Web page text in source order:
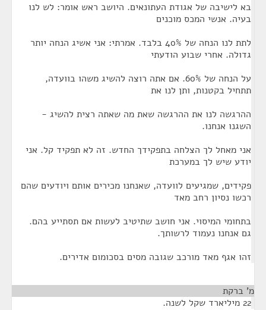
בא לישיבה של אגודת העתונאים. היושב ראש אומר: לש לנו
בעיה. אנשי המכס מוכנים
לתת לנו הנחה של 40% בלבד. אמרתי: אני אשיג הנחה יותר
גדולה. אחרי שבוע הודעתי
על הנחה של 60%. אם אתה רוצה להשיג משהו בוועדה,
תתחיל בקטנות, ותן לנו את
ההרגשה לנו את ההרגשה שאת מה שאתה רצית להשיג -
השגנו אנחנו.
אני מאחל לך הצלחה בתפקידך החדש. זה לא תפקיד קל. אני
יודע שיש לך במערכת
פקידים, שמגיעים לוועדה, שאנחנו מכירים אותם ויודעים שהם
רכשו נסיון רחב מאד
בתחומי המיסוי. אני חושב שתיטיב לעשות אם תסתייע בהם.
גם אנחנו נעמוד לרשותך.
זהו אגף מאד מורכב שגובה מסים בסכומום אדירים.
מ' ברקת
22 מיליארד שקל לשנה.